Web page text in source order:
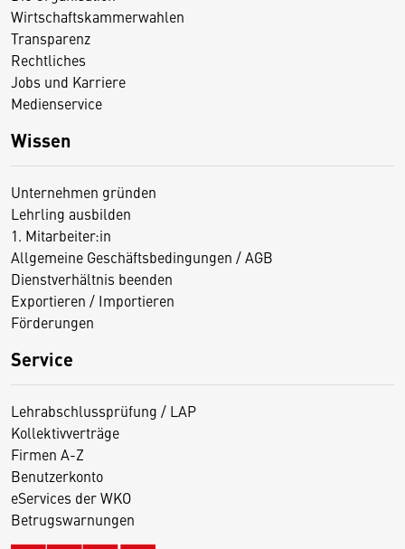
Wirtschaftskammerwahlen
Transparenz
Rechtliches
Jobs und Karriere
Medienservice
Wissen
Unternehmen gründen
Lehrling ausbilden
1. Mitarbeiter:in
Allgemeine Geschäftsbedingungen / AGB
Dienstverhältnis beenden
Exportieren / Importieren
Förderungen
Service
Lehrabschlussprüfung / LAP
Kollektivverträge
Firmen A-Z
Benutzerkonto
eServices der WKO
Betrugswarnungen